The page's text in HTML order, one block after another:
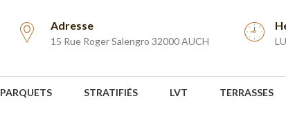
Adresse
15 Rue Roger Salengro 32000 AUCH
PARQUETS STRATIFIÉS LVT TERRASSES